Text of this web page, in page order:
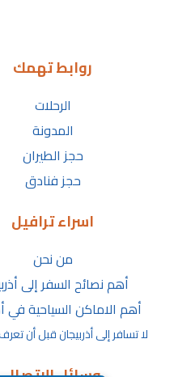
روابط تهمك
الرحلات
المدونة
حجز الطيران
حجز فنادق
اسراء ترافيل
من نحن
أهم نصائح السفر إلى
أهم الاماكن السياحية في
لا تسافر إلى أذربيجان قبل أن